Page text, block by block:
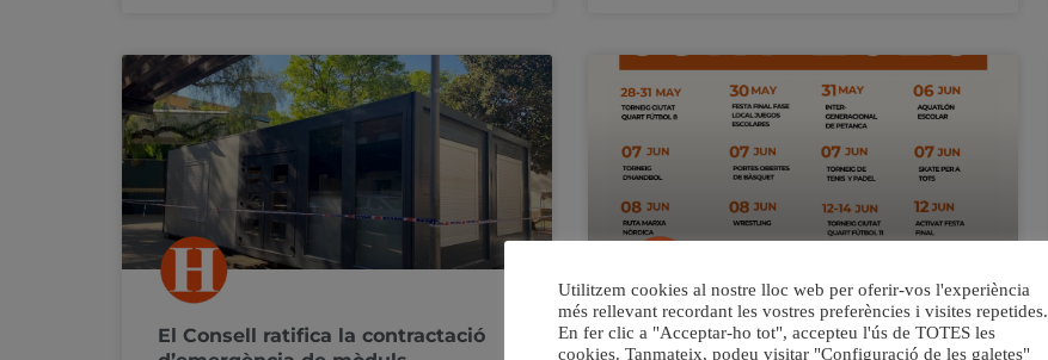
El Consell ratifica la contractació
Quart de Poblet celebra el Mes de
Utilitzem cookies al nostre lloc web per oferir-vos l'experiència
més rellevant recordant les vostres preferències i visites repetides.
En fer clic a "Acceptar-ho tot", accepteu l'ús de TOTES les
cookies. Tanmateix, podeu visitar "Configuració de les galetes"